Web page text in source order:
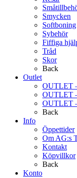
Smycken
Softboning
Sybehör
Fiffiga
Tråd
Skor
Back
Outlet
OUTLET
OUTLET
OUTLET
Back
Info
Öppettider
Om AG:s
Kontakt
Köpvillkor
Back
Konto